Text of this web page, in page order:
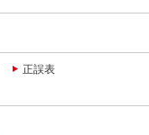
正誤表